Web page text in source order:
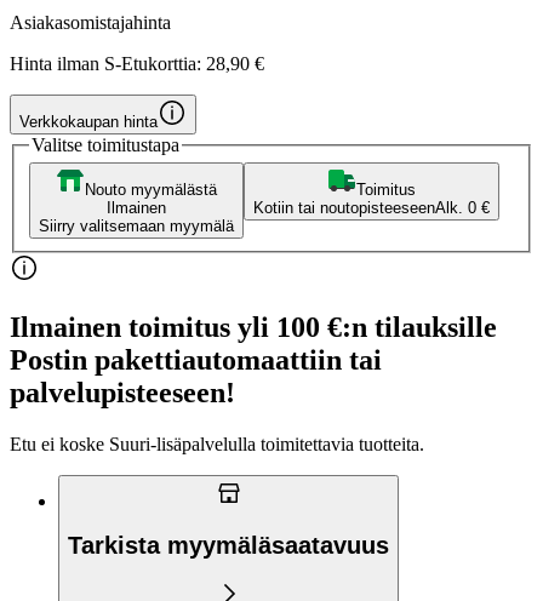
Asiakasomistajahinta
Hinta ilman S-Etukorttia: 28,90 €
Verkkokaupan hinta
Valitse toimitustapa
Nouto myymälästä
Ilmainen
Siirry valitsemaan myymälä
Toimitus
Kotiin tai noutopisteeseenAlk. 0 €
Ilmainen toimitus yli 100 €:n tilauksille
Postin pakettiautomaattiin tai
palvelupisteeseen!
Etu ei koske Suuri‑lisäpalvelulla toimitettavia tuotteita.
Tarkista myymäläsaatavuus